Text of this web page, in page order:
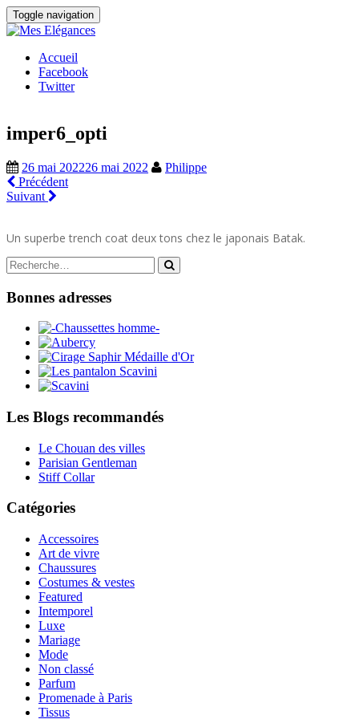
Toggle navigation
Accueil
Facebook
Twitter
imper6_opti
26 mai 202226 mai 2022
Philippe
Précédent
Suivant
Un superbe trench coat deux tons chez le japonais Batak.
Search
for:
Bonnes adresses
Les Blogs recommandés
Le Chouan des villes
Parisian Gentleman
Stiff Collar
Catégories
Accessoires
Art de vivre
Chaussures
Costumes & vestes
Featured
Intemporel
Luxe
Mariage
Mode
Non classé
Parfum
Promenade à Paris
Tissus